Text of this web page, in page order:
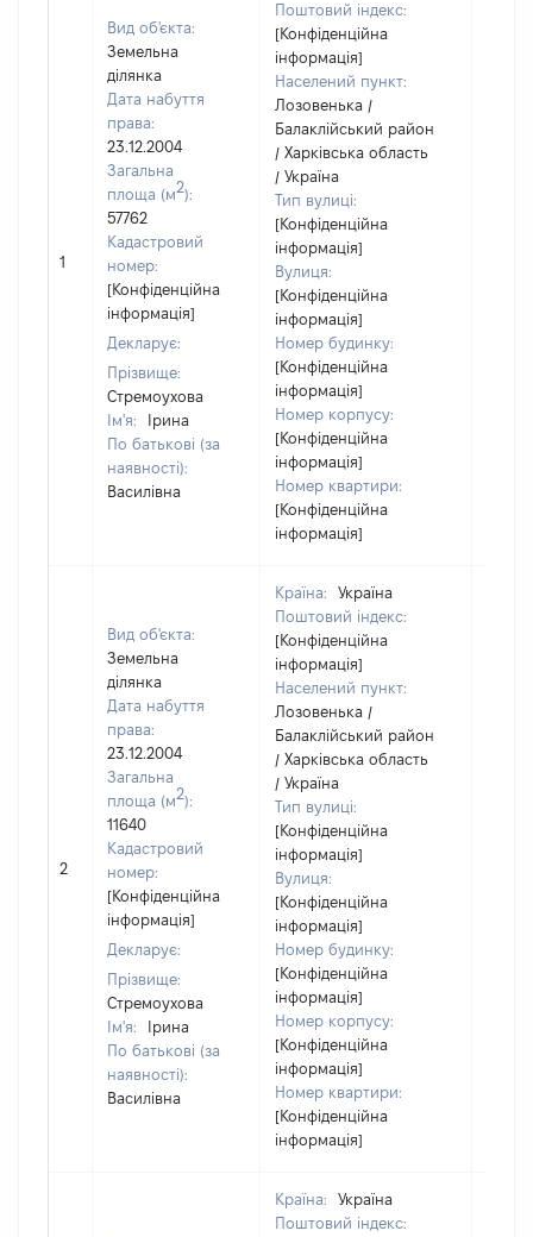
1
Вид об'єкта:
Земельна
ділянка
Дата набуття
права:
23.12.2004
Загальна
площа (м2):
57762
Кадастровий
номер:
[Конфіденційна
інформація]
Декларує:
Прізвище:
Стремоухова
Ім'я:
Ірина
По батькові (за
наявності):
Василівна
Поштовий індекс:
[Конфіденційна
інформація]
Населений пункт:
Лозовенька /
Балаклійський район
/ Харківська область
/ Україна
Тип вулиці:
[Конфіденційна
інформація]
Вулиця:
[Конфіденційна
інформація]
Номер будинку:
[Конфіденційна
інформація]
Номер корпусу:
[Конфіденційна
інформація]
Номер квартири:
[Конфіденційна
інформація]
2
Вид об'єкта:
Земельна
ділянка
Дата набуття
права:
23.12.2004
Загальна
площа (м2):
11640
Кадастровий
номер:
[Конфіденційна
інформація]
Декларує:
Прізвище:
Стремоухова
Ім'я:
Ірина
По батькові (за
наявності):
Василівна
Країна:
Україна
Поштовий індекс:
[Конфіденційна
інформація]
Населений пункт:
Лозовенька /
Балаклійський район
/ Харківська область
/ Україна
Тип вулиці:
[Конфіденційна
інформація]
Вулиця:
[Конфіденційна
інформація]
Номер будинку:
[Конфіденційна
інформація]
Номер корпусу:
[Конфіденційна
інформація]
Номер квартири:
[Конфіденційна
інформація]
Країна:
Україна
Поштовий індекс: